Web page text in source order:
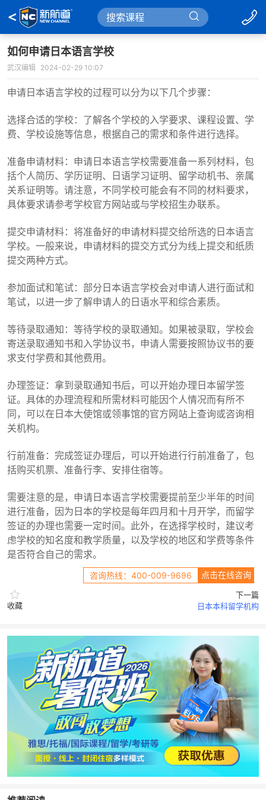
如何申请日本语言学校
武汉编辑 2024-02-29 10:07
申请日本语言学校的过程可以分为以下几个步骤：
选择合适的学校：了解各个学校的入学要求、课程设置、学
费、学校设施等信息，根据自己的需求和条件进行选择。
准备申请材料：申请日本语言学校需要准备一系列材料，包
括个人简历、学历证明、日语学习证明、留学动机书、亲属
关系证明等。请注意，不同学校可能会有不同的材料要求，
具体要求请参考学校官方网站或与学校招生办联系。
提交申请材料：将准备好的申请材料提交给所选的日本语言
学校。一般来说，申请材料的提交方式分为线上提交和纸质
提交两种方式。
参加面试和笔试：部分日本语言学校会对申请人进行面试和
笔试，以进一步了解申请人的日语水平和综合素质。
等待录取通知：等待学校的录取通知。如果被录取，学校会
寄送录取通知书和入学协议书，申请人需要按照协议书的要
求支付学费和其他费用。
办理签证：拿到录取通知书后，可以开始办理日本留学签
证。具体的办理流程和所需材料可能因个人情况而有所不
同，可以在日本大使馆或领事馆的官方网站上查询或咨询相
关机构。
行前准备：完成签证办理后，可以开始进行行前准备了，包
括购买机票、准备行李、安排住宿等。
需要注意的是，申请日本语言学校需要提前至少半年的时间
进行准备，因为日本的学校是每年四月和十月开学，而留学
签证的办理也需要一定时间。此外，在选择学校时，建议考
虑学校的知名度和教学质量，以及学校的地区和学费等条件
是否符合自己的需求。
咨询热线：400-009-9696 点击在线咨询
收藏
下一篇
日本本科留学机构